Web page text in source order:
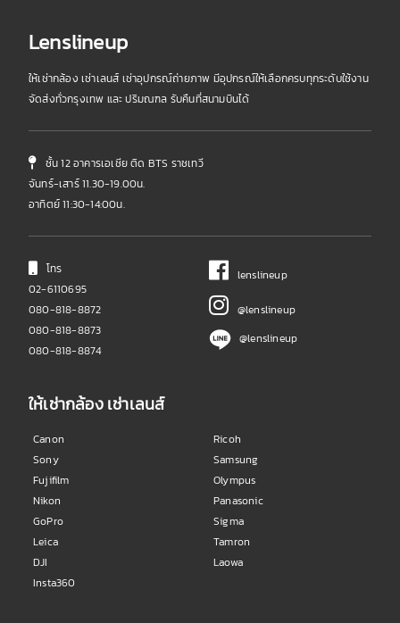
Lenslineup
ให้เช่ากล้อง เช่าเลนส์ เช่าอุปกรณ์ถ่ายภาพ มีอุปกรณ์ให้เลือกครบทุกระดับใช้งาน
จัดส่งทั่วกรุงเทพ และ ปริมณฑล รับคืนที่สนามบินได้
ชั้น 12 อาคารเอเชีย ติด BTS ราชเทวี
จันทร์-เสาร์ 11.30-19.00น.
อาทิตย์ 11:30-14:00น.
โทร
02-6110695
080-818-8872
080-818-8873
080-818-8874
lenslineup
@lenslineup
@lenslineup
ให้เช่ากล้อง เช่าเลนส์
Canon
Sony
Fujifilm
Nikon
GoPro
Leica
DJI
Insta360
Ricoh
Samsung
Olympus
Panasonic
Sigma
Tamron
Laowa